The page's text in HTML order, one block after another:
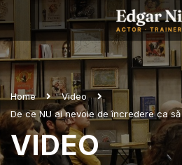
Home
Video
De ce NU ai nevoie de încredere ca
VIDEO